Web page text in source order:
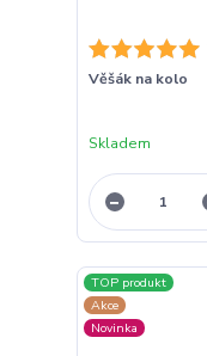
Věšák na kolo
Skladem
TOP produkt
Akce
Novinka